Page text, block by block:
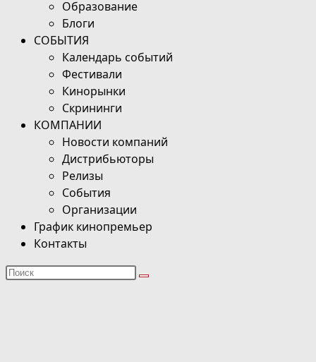
Образование
Блоги
СОБЫТИЯ
Календарь событий
Фестивали
Кинорынки
Скрининги
КОМПАНИИ
Новости компаний
Дистрибьюторы
Релизы
События
Организации
График кинопремьер
Контакты
Поиск